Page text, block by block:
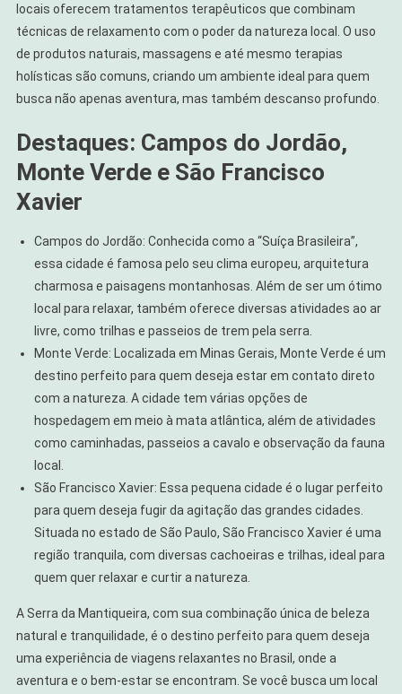
locais oferecem tratamentos terapêuticos que combinam
técnicas de relaxamento com o poder da natureza local. O uso
de produtos naturais, massagens e até mesmo terapias
holísticas são comuns, criando um ambiente ideal para quem
busca não apenas aventura, mas também descanso profundo.
Destaques: Campos do Jordão,
Monte Verde e São Francisco
Xavier
Campos do Jordão: Conhecida como a “Suíça Brasileira”,
essa cidade é famosa pelo seu clima europeu, arquitetura
charmosa e paisagens montanhosas. Além de ser um ótimo
local para relaxar, também oferece diversas atividades ao ar
livre, como trilhas e passeios de trem pela serra.
Monte Verde: Localizada em Minas Gerais, Monte Verde é um
destino perfeito para quem deseja estar em contato direto
com a natureza. A cidade tem várias opções de
hospedagem em meio à mata atlântica, além de atividades
como caminhadas, passeios a cavalo e observação da fauna
local.
São Francisco Xavier: Essa pequena cidade é o lugar perfeito
para quem deseja fugir da agitação das grandes cidades.
Situada no estado de São Paulo, São Francisco Xavier é uma
região tranquila, com diversas cachoeiras e trilhas, ideal para
quem quer relaxar e curtir a natureza.
A Serra da Mantiqueira, com sua combinação única de beleza
natural e tranquilidade, é o destino perfeito para quem deseja
uma experiência de viagens relaxantes no Brasil, onde a
aventura e o bem-estar se encontram. Se você busca um local